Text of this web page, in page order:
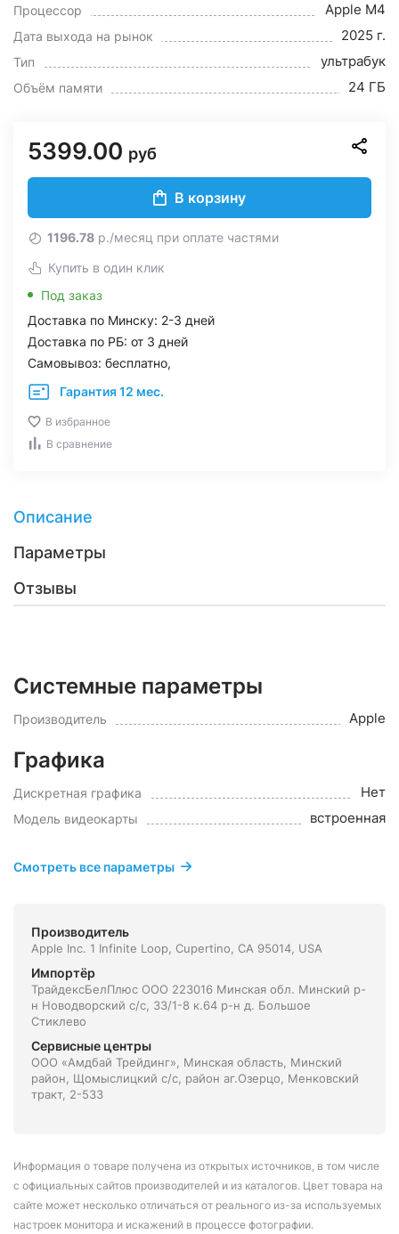
Процессор Apple M4
Дата выхода на рынок 2025 г.
Тип ультрабук
Объём памяти 24 ГБ
5399.00 руб
В корзину
1196.78 р./месяц при оплате частями
Купить в один клик
Под заказ
Доставка по Минску: 2-3 дней
Доставка по РБ: от 3 дней
Самовывоз: бесплатно,
Гарантия 12 мес.
В избранное
В сравнение
Описание
Параметры
Отзывы
Системные параметры
Производитель Apple
Графика
Дискретная графика Нет
Модель видеокарты встроенная
Смотреть все параметры
Производитель
Apple Inc. 1 Infinite Loop, Cupertino, CA 95014, USA
Импортёр
ТрайдексБелПлюс ООО 223016 Минская обл. Минский р-
н Новодворский с/с, 33/1-8 к.64 р-н д. Большое
Стиклево
Сервисные центры
ООО «Амдбай Трейдинг», Минская область, Минский
район, Щомыслицкий с/с, район аг.Озерцо, Менковский
тракт, 2-533
Информация о товаре получена из открытых источников, в том числе
с официальных сайтов производителей и из каталогов. Цвет товара на
сайте может несколько отличаться от реального из-за используемых
настроек монитора и искажений в процессе фотографии.